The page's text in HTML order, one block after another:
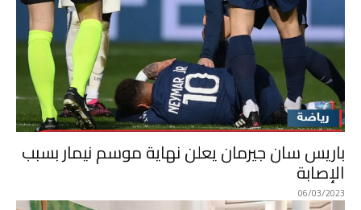
باريس سان جيرمان يعلن نهاية موسم نيمار بسبب
الإصابة
06/03/2023